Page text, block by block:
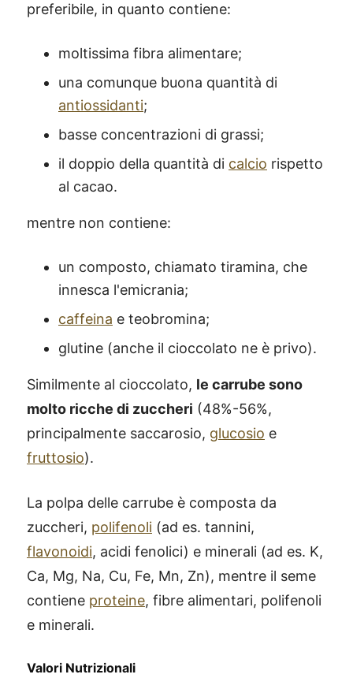
preferibile, in quanto contiene:
moltissima fibra alimentare;
una comunque buona quantità di
antiossidanti;
basse concentrazioni di grassi;
il doppio della quantità di calcio rispetto
al cacao.
mentre non contiene:
un composto, chiamato tiramina, che
innesca l'emicrania;
caffeina e teobromina;
glutine (anche il cioccolato ne è privo).
Similmente al cioccolato, le carrube sono
molto ricche di zuccheri (48%-56%,
principalmente saccarosio, glucosio e
fruttosio).
La polpa delle carrube è composta da
zuccheri, polifenoli (ad es. tannini,
flavonoidi, acidi fenolici) e minerali (ad es. K,
Ca, Mg, Na, Cu, Fe, Mn, Zn), mentre il seme
contiene proteine, fibre alimentari, polifenoli
e minerali.
Valori Nutrizionali